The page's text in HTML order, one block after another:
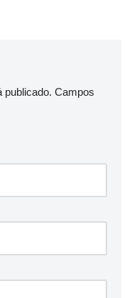
publicado. Campos